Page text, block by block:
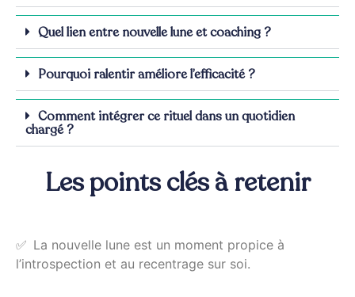
Quel lien entre nouvelle lune et coaching ?
Pourquoi ralentir améliore l’efficacité ?
Comment intégrer ce rituel dans un quotidien
chargé ?
Les points clés à retenir
✅ La nouvelle lune est un moment propice à
l’introspection et au recentrage sur soi.